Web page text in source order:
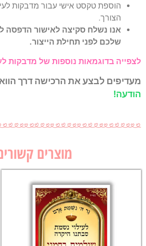
עבור מדבקות לעילוי נשמת, במידת
לאישור הדפסה למספר הוואטסאפ
הייצור.
של מדבקות לעילוי נשמת לחץ כאן
הרכישה דרך הוואטסאפ?שלחו לנו
מוצרים קשורים